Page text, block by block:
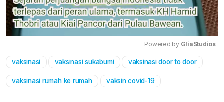
Mute
Powered by GliaStudios
vaksinasi vaksinasi sukabumi vaksinasi door to door
vaksinasi rumah ke rumah vaksin covid-19